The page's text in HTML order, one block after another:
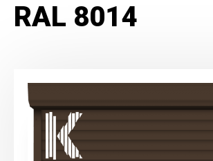
RAL 8014